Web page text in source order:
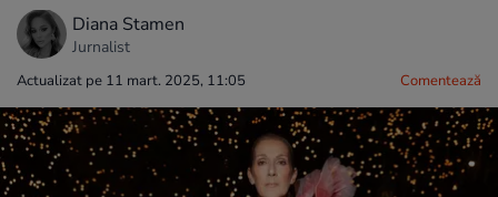
Diana Stamen
Jurnalist
Actualizat pe 11 mart. 2025, 11:05 Comentează